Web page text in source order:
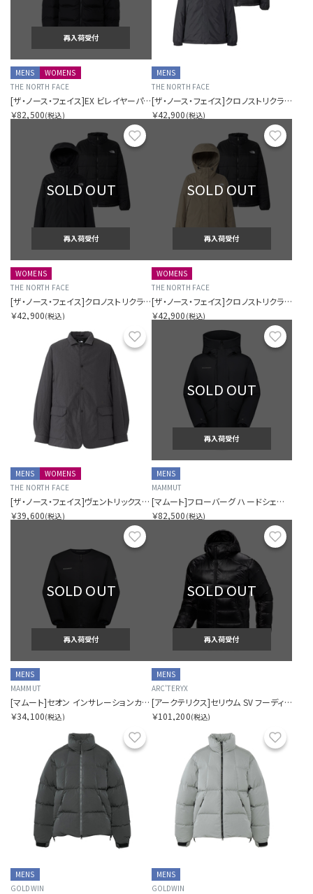
再入荷受付
MENS
WOMENS
THE NORTH FACE
[ザ・ノース・フェイス]EX ビレイヤーパーカ（ユニセックス）
￥82,500(税込)
MENS
THE NORTH FACE
[ザ・ノース・フェイス]クロノストリクライメイトジャケット（メンズ）
￥42,900 (税込)
お気に入り
SOLD OUT
再入荷受付
WOMENS
THE NORTH FACE
[ザ・ノース・フェイス]クロノストリクライメイトジャケット（レディース）
￥42,900(税込)
SOLD OUT
再入荷受付
WOMENS
THE NORTH FACE
[ザ・ノース・フェイス]クロノストリクライメイトジャケット（レディース）
￥42,900 (税込)
お気に入り
MENS
WOMENS
THE NORTH FACE
[ザ・ノース・フェイス]ヴェントリックスアーバナイトジャケット（ユニセックス）
￥39,600(税込)
SOLD OUT
再入荷受付
MENS
MAMMUT
[マムート]フローバーグ ハードシェル サーモ フーデッド コート アジアンフィット
￥82,500 (税込)
お気に入り
SOLD OUT
再入荷受付
MENS
MAMMUT
[マムート]セオン インサレーションカーディガン アジアンフィット
￥34,100(税込)
SOLD OUT
再入荷受付
MENS
ARC'TERYX
[アークテリクス]セリウム SV フーディ メンズ
￥101,200(税込)
お気に入り
MENS
GOLDWIN
MENS
GOLDWIN